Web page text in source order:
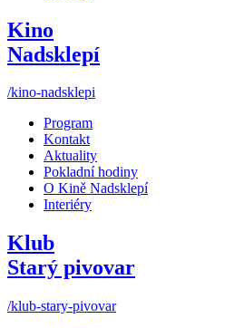
Kino
Nadsklepí
/kino-nadsklepi
Program
Kontakt
Aktuality
Pokladní hodiny
O Kině Nadsklepí
Interiéry
Klub
Starý pivovar
/klub-stary-pivovar